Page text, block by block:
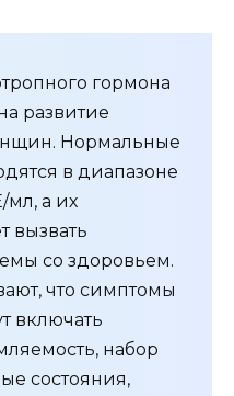
гормона
развитие
Нормальные
в диапазоне
мл, а их
вызвать
со здоровьем.
что симптомы
включать
набор
состояния,